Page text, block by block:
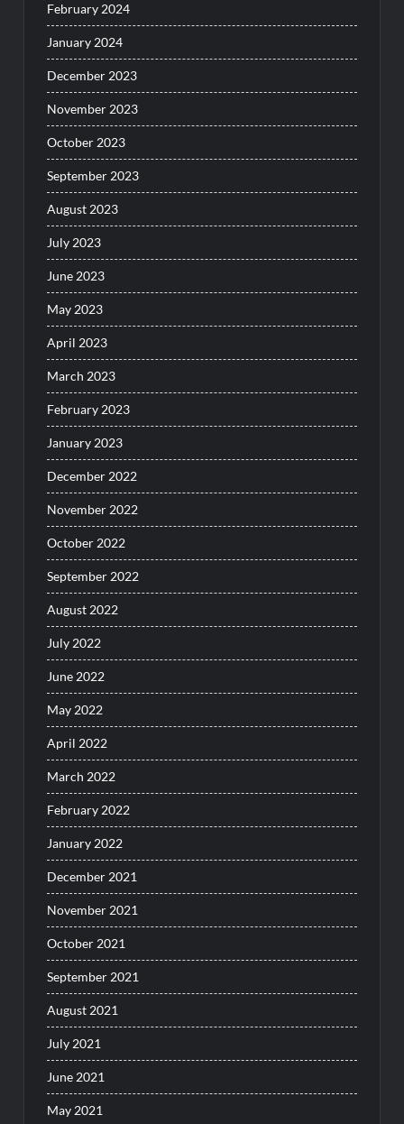
February 2024
January 2024
December 2023
November 2023
October 2023
September 2023
August 2023
July 2023
June 2023
May 2023
April 2023
March 2023
February 2023
January 2023
December 2022
November 2022
October 2022
September 2022
August 2022
July 2022
June 2022
May 2022
April 2022
March 2022
February 2022
January 2022
December 2021
November 2021
October 2021
September 2021
August 2021
July 2021
June 2021
May 2021